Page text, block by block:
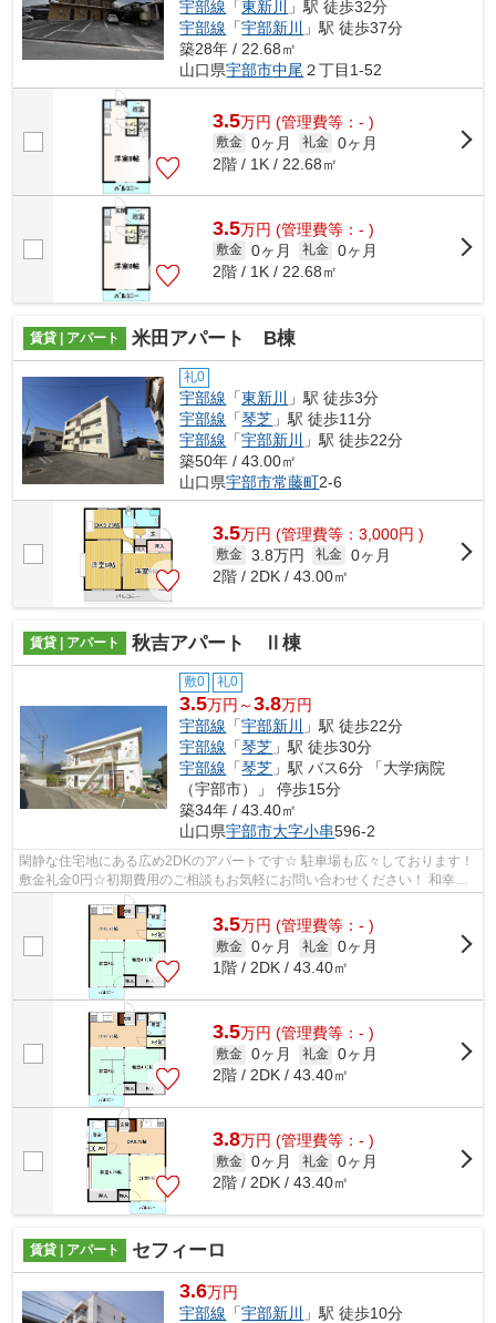
宇部線 「東新川
」駅 徒歩32分
宇部線 「宇部新川
」駅 徒歩37分
築28年 / 22.68㎡
山口県宇部市中尾２丁目1-52
3.5万円 (管理費等：- )
敷金 0ヶ月 礼金 0ヶ月
2階 / 1K / 22.68㎡
3.5万円 (管理費等：- )
敷金 0ヶ月 礼金 0ヶ月
2階 / 1K / 22.68㎡
賃貸 | アパート 米田アパート B棟
礼0
宇部線 「東新川
」駅 徒歩3分
宇部線 「琴芝 」駅 徒歩11分
宇部線 「宇部新川
」駅 徒歩22分
築50年 / 43.00㎡
山口県宇部市常藤町2-6
3.5万円 (管理費等：3,000円 )
敷金 3.8万円 礼金 0ヶ月
2階 / 2DK / 43.00㎡
賃貸 | アパート 秋吉アパート Ⅱ棟
敷0 礼0
3.5万円～3.8万円
宇部線 「宇部新川
」駅 徒歩22分
宇部線 「琴芝 」駅 徒歩30分
宇部線 「琴芝 」駅 バス6分 「大学病院
（宇部市）」 停歩15分
築34年 / 43.40㎡
山口県宇部市大字小串596-2
閑静な住宅地にある広め2DKのアパートです☆ 駐車場も広々しております！
敷金礼金0円☆初期費用のご相談もお気軽にお問い合わせください！ 和幸不
動産（0836）22-6336
3.5万円 (管理費等：- )
敷金 0ヶ月 礼金 0ヶ月
1階 / 2DK / 43.40㎡
3.5万円 (管理費等：- )
敷金 0ヶ月 礼金 0ヶ月
2階 / 2DK / 43.40㎡
3.8万円 (管理費等：- )
敷金 0ヶ月 礼金 0ヶ月
2階 / 2DK / 43.40㎡
賃貸 | アパート セフィーロ
3.6万円
宇部線 「宇部新川
」駅 徒歩10分